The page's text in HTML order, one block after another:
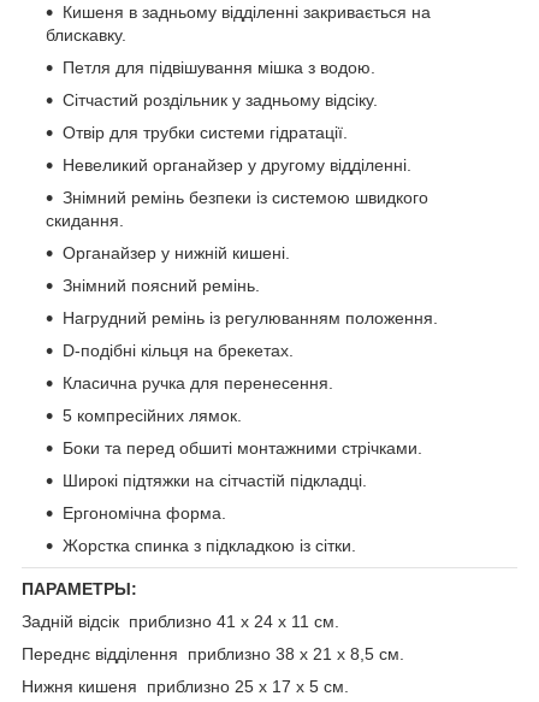
Кишеня в задньому відділенні закривається на
блискавку.
Петля для підвішування мішка з водою.
Сітчастий роздільник у задньому відсіку.
Отвір для трубки системи гідратації.
Невеликий органайзер у другому відділенні.
Знімний ремінь безпеки із системою швидкого
скидання.
Органайзер у нижній кишені.
Знімний поясний ремінь.
Нагрудний ремінь із регулюванням положення.
D-подібні кільця на брекетах.
Класична ручка для перенесення.
5 компресійних лямок.
Боки та перед обшиті монтажними стрічками.
Широкі підтяжки на сітчастій підкладці.
Ергономічна форма.
Жорстка спинка з підкладкою із сітки.
ПАРАМЕТРЫ:
Задній відсік приблизно 41 х 24 х 11 см.
Переднє відділення приблизно 38 х 21 х 8,5 см.
Нижня кишеня приблизно 25 х 17 х 5 см.